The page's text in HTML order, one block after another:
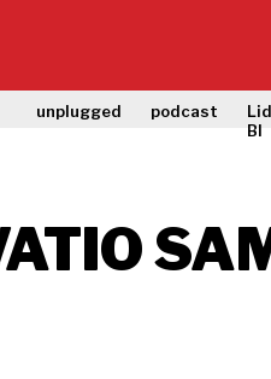
unplugged podcast
BI